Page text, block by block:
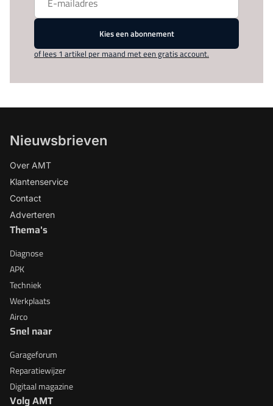
Kies een abonnement
of lees 1 artikel per maand met een gratis account.
Nieuwsbrieven
Over AMT
Klantenservice
Contact
Adverteren
Thema's
Diagnose
APK
Techniek
Werkplaats
Airco
Snel naar
Garageforum
Reparatiewijzer
Digitaal magazine
Volg AMT